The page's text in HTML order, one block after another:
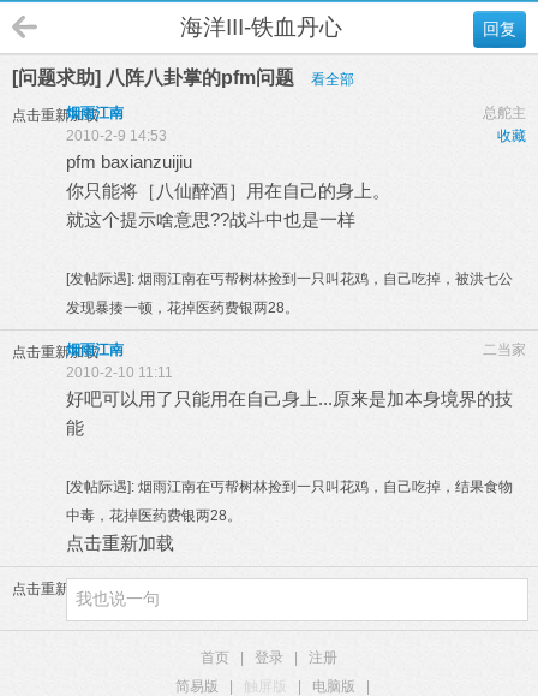
回复
海洋III-铁血丹心
[问题求助] 八阵八卦掌的pfm问题 看全部
点击重新加载 总舵主
烟雨江南
收藏
2010-2-9 14:53
pfm baxianzuijiu
你只能将［八仙醉酒］用在自己的身上。
就这个提示啥意思??战斗中也是一样
[发帖际遇]: 烟雨江南在丐帮树林捡到一只叫花鸡，自己吃掉，被洪七公
发现暴揍一顿，花掉医药费银两28。
点击重新加载 二当家
烟雨江南
2010-2-10 11:11
好吧可以用了只能用在自己身上...原来是加本身境界的技
能
[发帖际遇]: 烟雨江南在丐帮树林捡到一只叫花鸡，自己吃掉，结果食物
中毒，花掉医药费银两28。
点击重新加载
点击重新加载
首页 登录
注册
简易版
触屏版 电脑版